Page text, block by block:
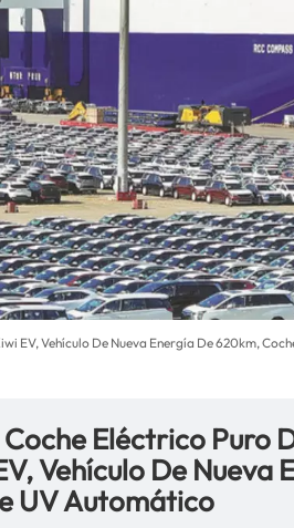
EV, Vehículo De Nueva Energía De 620km,
Eléctrico Puro
Vehículo De Nueva
UV Automático